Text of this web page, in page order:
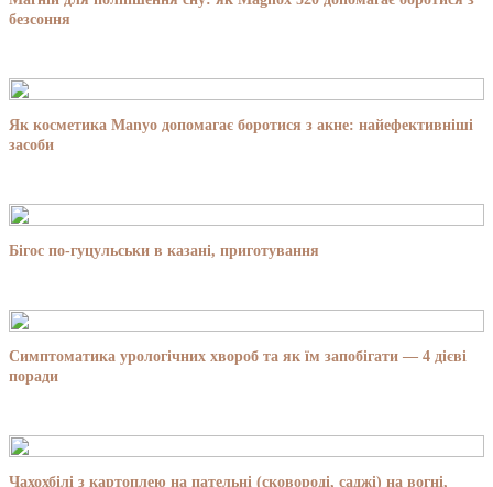
безсоння
Як косметика Manyo допомагає боротися з акне: найефективніші
засоби
Бігос по-гуцульськи в казані, приготування
Симптоматика урологічних хвороб та як їм запобігати — 4 дієві
поради
Чахохбілі з картоплею на пательні (сковороді, саджі) на вогні,